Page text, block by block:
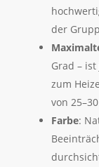
der
Grad –
zum
von
Farbe: